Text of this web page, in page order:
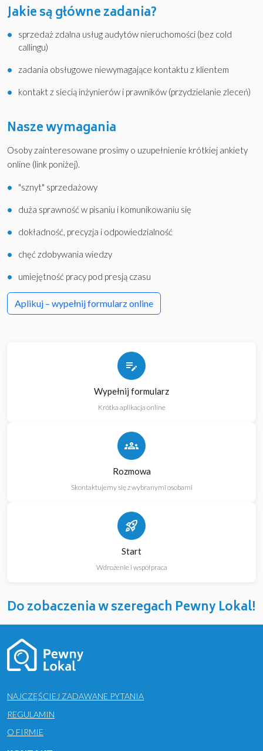
Jakie są główne zadania?
sprzedaż zdalna usług audytów nieruchomości (bez cold
callingu)
zadania obsługowe niewymagające kontaktu z klientem
kontakt z siecią inżynierów i prawników (przydzielanie zleceń)
Nasze wymagania
Osoby zainteresowane prosimy o uzupełnienie krótkiej ankiety
online (link poniżej).
"sznyt" sprzedażowy
duża sprawność w pisaniu i komunikowaniu się
dokładność, precyzja i odpowiedzialność
chęć zdobywania wiedzy
umiejętność pracy pod presją czasu
Aplikuj – wypełnij formularz online
edit_note
Wypełnij formularz
Krótka aplikacja online
groups
Rozmowa
Skontaktujemy się z wybranymi osobami
rocket_launch
Start
Wdrożenie i współpraca
Do zobaczenia w szeregach Pewny Lokal!
NAJCZĘŚCIEJ ZADAWANE PYTANIA
REGULAMIN
O FIRMIE